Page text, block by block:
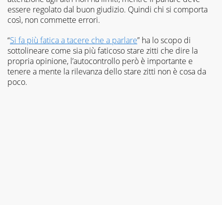
essere regolato dal buon giudizio. Quindi chi si comporta
così, non commette errori.
“Si fa più fatica a tacere che a parlare” ha lo scopo di
sottolineare come sia più faticoso stare zitti che dire la
propria opinione, l’autocontrollo però è importante e
tenere a mente la rilevanza dello stare zitti non è cosa da
poco.